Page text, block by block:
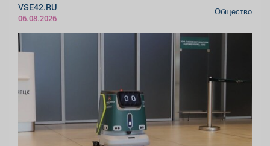
VSE42.RU
06.08.2026
Общество